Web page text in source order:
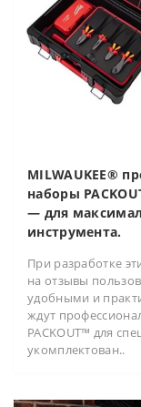
MILWAUKEE®
наборы
— для
инструмента.
При разработке
на отзывы
удобными и
ждут
PACKOUT™ для
укомплектован..